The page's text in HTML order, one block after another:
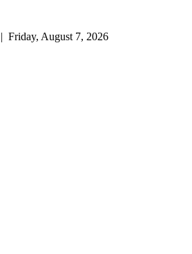
| Friday, August 7, 2026